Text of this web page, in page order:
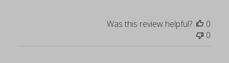
Was this review helpful?
0
0